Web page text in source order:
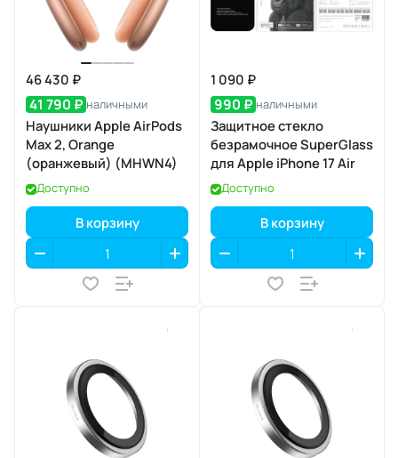
46 430 ₽
41 790 ₽ наличными
Наушники Apple AirPods
Max 2, Orange
(оранжевый) (MHWN4)
Доступно
В корзину
1 090 ₽
990 ₽ наличными
Защитное стекло
безрамочное SuperGlass
для Apple iPhone 17 Air
Доступно
В корзину